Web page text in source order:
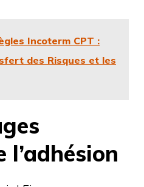
Incoterm CPT :
des Risques et les
l’adhésion